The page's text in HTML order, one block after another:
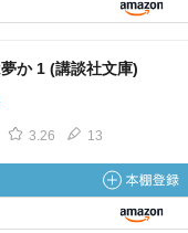
か 1 (講談社文庫)
3.26 13